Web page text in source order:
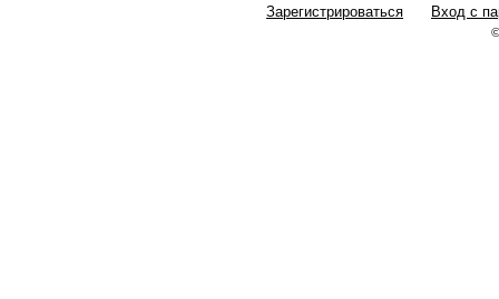
Зарегистрироваться Вход с